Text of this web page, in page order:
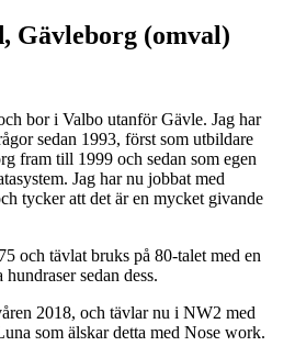
Gävleborg (omval)
bor i Valbo utanför Gävle. Jag har
sedan 1993, först som utbildare
fram till 1999 och sedan som egen
Jag har nu jobbat med
tycker att det är en mycket givande
och tävlat bruks på 80-talet med en
sedan dess.
2018, och tävlar nu i NW2 med
som älskar detta med Nose work.